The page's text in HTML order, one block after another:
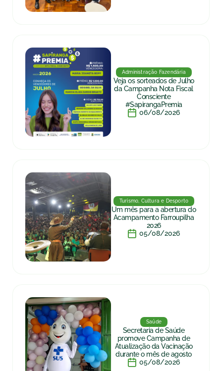
Administração Fazendária
Veja os sorteados de Julho
da Campanha Nota Fiscal
Consciente
#SapirangaPremia
06/08/2026
Turismo, Cultura e Desporto
Um mês para a abertura do
Acampamento Farroupilha
2026
05/08/2026
Saúde
Secretaria de Saúde
promove Campanha de
Atualização da Vacinação
durante o mês de agosto
05/08/2026